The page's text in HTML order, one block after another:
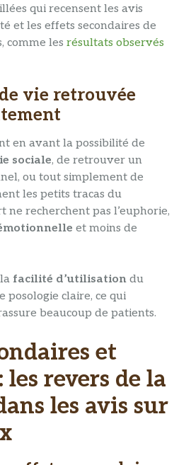
qui recensent les avis
et les effets secondaires de
comme les résultats observés
vie retrouvée
en avant la possibilité de
sociale, de retrouver un
ou tout simplement de
les petits tracas du
ne recherchent pas l’euphorie,
et moins de
facilité d’utilisation du
posologie claire, ce qui
beaucoup de patients.
et
les revers de la
les avis sur